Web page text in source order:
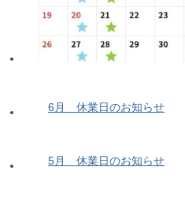
6月 休業日のお知らせ
5月 休業日のお知らせ